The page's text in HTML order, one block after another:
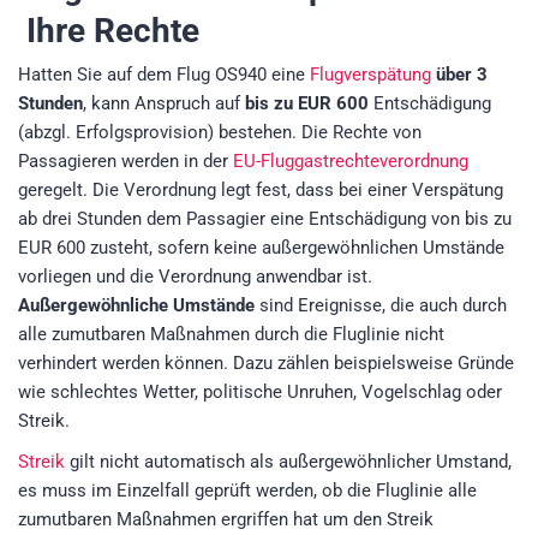
Ihre Rechte
Hatten Sie auf dem Flug OS940 eine Flugverspätung über 3
Stunden, kann Anspruch auf bis zu EUR 600 Entschädigung
(abzgl. Erfolgsprovision) bestehen. Die Rechte von
Passagieren werden in der EU-Fluggastrechteverordnung
geregelt. Die Verordnung legt fest, dass bei einer Verspätung
ab drei Stunden dem Passagier eine Entschädigung von bis zu
EUR 600 zusteht, sofern keine außergewöhnlichen Umstände
vorliegen und die Verordnung anwendbar ist.
Außergewöhnliche Umstände sind Ereignisse, die auch durch
alle zumutbaren Maßnahmen durch die Fluglinie nicht
verhindert werden können. Dazu zählen beispielsweise Gründe
wie schlechtes Wetter, politische Unruhen, Vogelschlag oder
Streik.
Streik gilt nicht automatisch als außergewöhnlicher Umstand,
es muss im Einzelfall geprüft werden, ob die Fluglinie alle
zumutbaren Maßnahmen ergriffen hat um den Streik